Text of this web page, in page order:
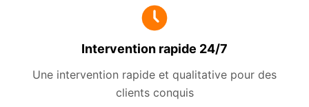
Intervention rapide 24/7
Une intervention rapide et qualitative pour des
clients conquis